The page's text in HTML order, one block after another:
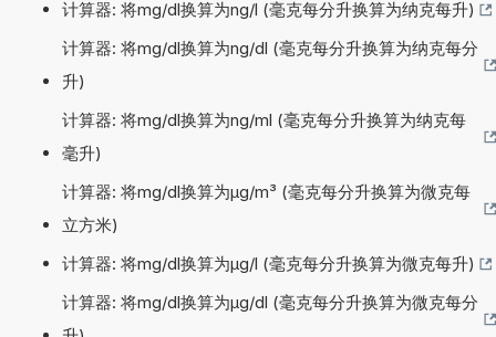
计算器: 将mg/dl换算为ng/l (毫克每分升换算为纳克每升)
计算器: 将mg/dl换算为ng/dl (毫克每分升换算为纳克每分
升)
计算器: 将mg/dl换算为ng/ml (毫克每分升换算为纳克每
毫升)
计算器: 将mg/dl换算为µg/m³ (毫克每分升换算为微克每
立方米)
计算器: 将mg/dl换算为µg/l (毫克每分升换算为微克每升)
计算器: 将mg/dl换算为µg/dl (毫克每分升换算为微克每分